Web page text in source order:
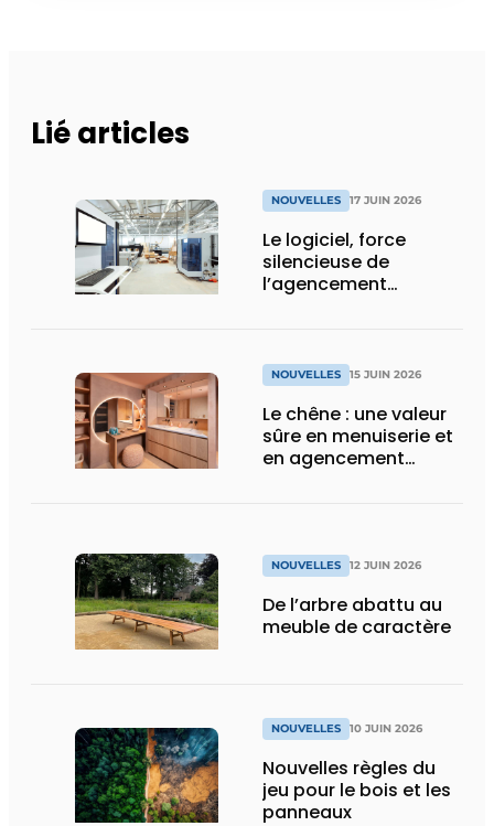
Lié articles
NOUVELLES 17 JUIN 2026
Le logiciel, force
silencieuse de
l’agencement
NOUVELLES 15 JUIN 2026
Le chêne : une valeur
sûre en menuiserie et
en agencement
NOUVELLES 12 JUIN 2026
De l’arbre abattu au
meuble de caractère
NOUVELLES 10 JUIN 2026
Nouvelles règles du
jeu pour le bois et les
panneaux